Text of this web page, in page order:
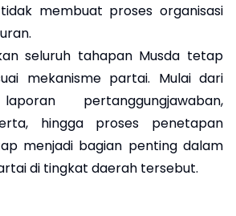
membuat proses organisasi
seluruh tahapan Musda tetap
mekanisme partai. Mulai dari
pertanggungjawaban,
hingga proses penetapan
menjadi bagian penting dalam
di tingkat daerah tersebut.